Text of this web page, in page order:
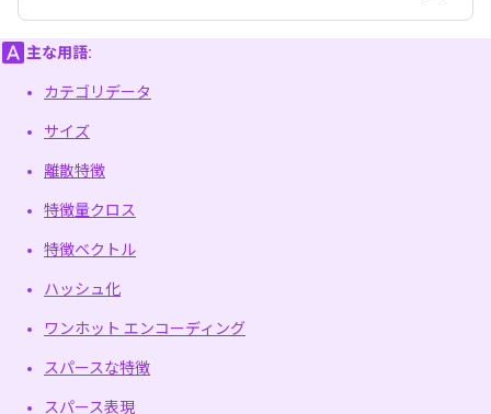
主な用語:
カテゴリデータ
サイズ
離散特徴
特徴量クロス
特徴ベクトル
ハッシュ化
ワンホット エンコーディング
スパースな特徴
スパース表現